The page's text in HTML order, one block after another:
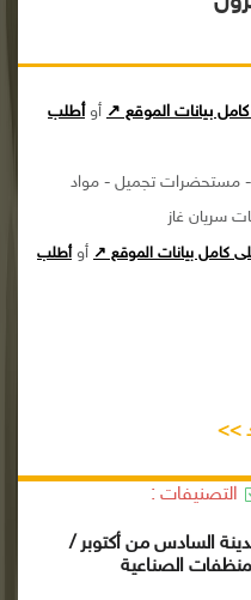
بيانات الموقع ↗ أوأطلب
تجميل - مواد
سريان غاز
كامل بيانات الموقع ↗ أوأطلب
>>
التصنيفات :
السادس من أكتوبر /
الصناعية